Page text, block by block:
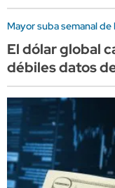
Mayor suba semanal
El dólar global
débiles datos